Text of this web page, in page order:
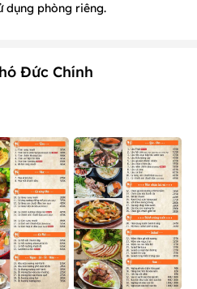
dụng phòng riêng.
Đức Chính